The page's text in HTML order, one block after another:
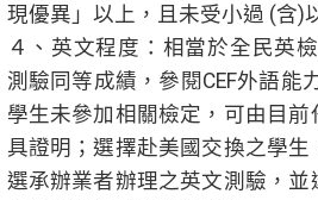
現優異」以上，且未受小過 (含)
４、英文程度：相當於全民英
測驗同等成績，參閱CEF外語能
學生未參加相關檢定，可由目
具證明；選擇赴美國交換之學
選承辦業者辦理之英文測驗，